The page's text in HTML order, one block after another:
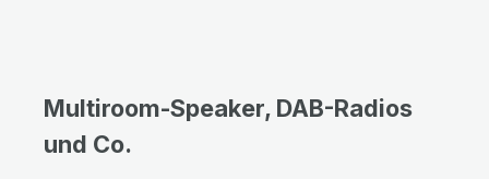
Multiroom-Speaker, DAB-Radios
und Co.